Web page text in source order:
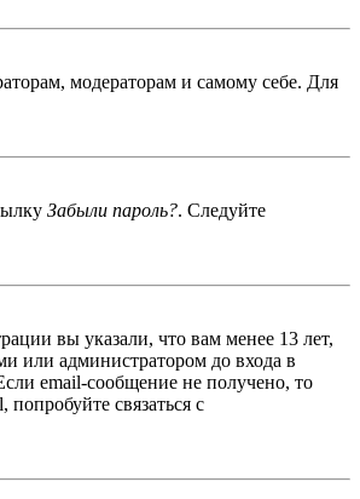
модераторам и самому себе. Для
Забыли пароль?. Следуйте
вы указали, что вам менее 13 лет,
или администратором до входа в
email-сообщение не получено, то
связаться с